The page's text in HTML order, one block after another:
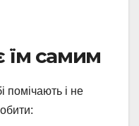
їм самим
помічають і не